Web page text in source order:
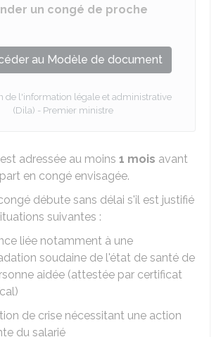
un congé de proche
au Modèle de document
de l'information légale et administrative
(Dila) - Premier ministre
adressée au moins 1 mois avant
en congé envisagée.
débute sans délai s'il est justifié
suivantes :
liée notamment à une
soudaine de l'état de santé de
aidée (attestée par certificat
de crise nécessitant une action
du salarié